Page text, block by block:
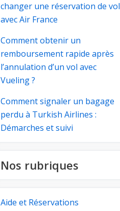
changer une réservation de vol
avec Air France
Comment obtenir un
remboursement rapide après
l’annulation d’un vol avec
Vueling ?
Comment signaler un bagage
perdu à Turkish Airlines :
Démarches et suivi
Nos rubriques
Aide et Réservations